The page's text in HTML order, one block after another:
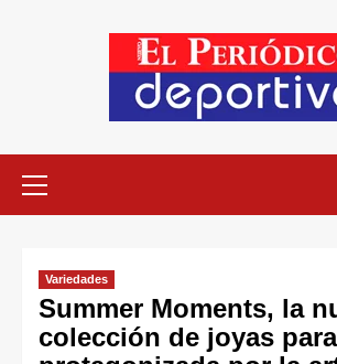
Variedades
Summer Moments, la
colección de joyas